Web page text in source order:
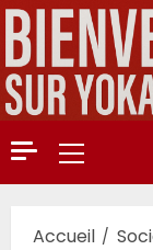
Aller
au
contenu
Menu
principal
Accueil